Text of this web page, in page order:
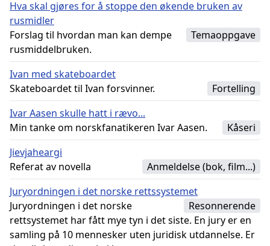
Hva skal gjøres for å stoppe den økende bruken av
rusmidler
Temaoppgave
Forslag til hvordan man kan dempe
rusmiddelbruken.
Ivan med skateboardet
Fortelling
Skateboardet til Ivan forsvinner.
Ivar Aasen skulle hatt i rævo...
Kåseri
Min tanke om norskfanatikeren Ivar Aasen.
Jievjaheargi
Anmeldelse (bok, film...)
Referat av novella
Juryordningen i det norske rettssystemet
Resonnerende
Juryordningen i det norske
rettsystemet har fått mye tyn i det siste. En jury er en
samling på 10 mennesker uten juridisk utdannelse. Er